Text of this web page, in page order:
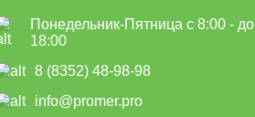
Понедельник-Пятница с 8:00 - до
18:00
8 (8352) 48-98-98
info@promer.pro